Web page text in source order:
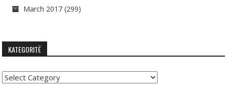
March 2017 (299)
KATEGORITË
Kategoritë